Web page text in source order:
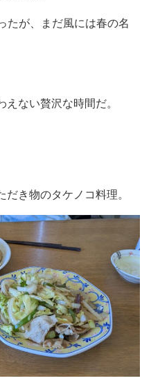
が、まだ風には春の名
ない贅沢な時間だ。
き物のタケノコ料理。